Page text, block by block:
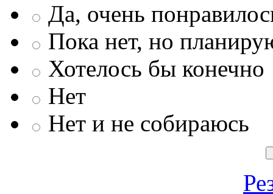
Да, очень
Пока нет, но
Хотелось бы конечно
Нет
Нет и не собираюсь